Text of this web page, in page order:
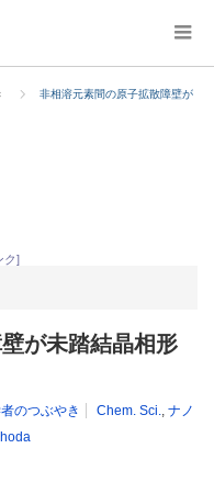
非相溶元素間の原子拡散障壁が
ク]
が未踏結晶相形
のつぶやき Chem. Sci., ナノ
hoda